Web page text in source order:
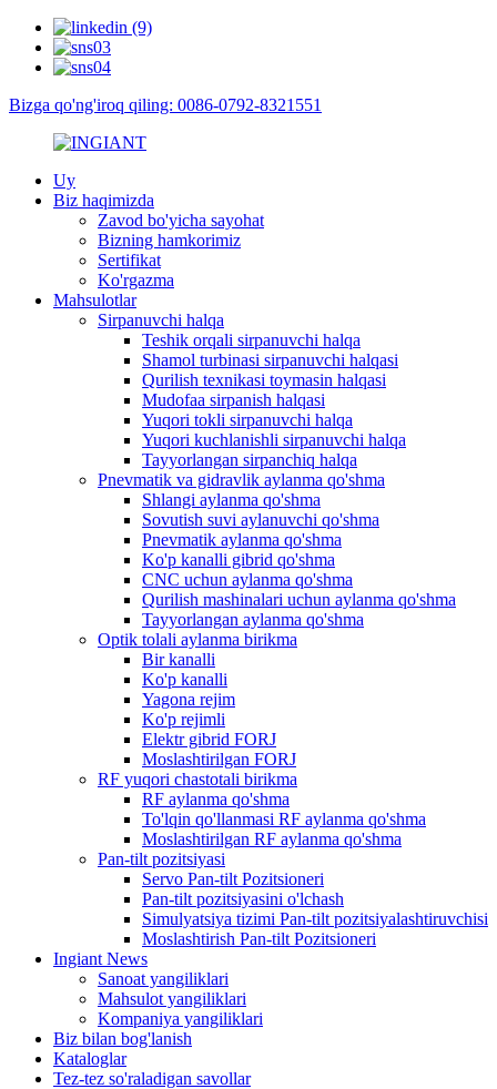
Bizga qo'ng'iroq qiling: 0086-0792-8321551
Uy
Biz haqimizda
Zavod bo'yicha sayohat
Bizning hamkorimiz
Sertifikat
Ko'rgazma
Mahsulotlar
Sirpanuvchi halqa
Teshik orqali sirpanuvchi halqa
Shamol turbinasi sirpanuvchi halqasi
Qurilish texnikasi toymasin halqasi
Mudofaa sirpanish halqasi
Yuqori tokli sirpanuvchi halqa
Yuqori kuchlanishli sirpanuvchi halqa
Tayyorlangan sirpanchiq halqa
Pnevmatik va gidravlik aylanma qo'shma
Shlangi aylanma qo'shma
Sovutish suvi aylanuvchi qo'shma
Pnevmatik aylanma qo'shma
Ko'p kanalli gibrid qo'shma
CNC uchun aylanma qo'shma
Qurilish mashinalari uchun aylanma qo'shma
Tayyorlangan aylanma qo'shma
Optik tolali aylanma birikma
Bir kanalli
Ko'p kanalli
Yagona rejim
Ko'p rejimli
Elektr gibrid FORJ
Moslashtirilgan FORJ
RF yuqori chastotali birikma
RF aylanma qo'shma
To'lqin qo'llanmasi RF aylanma qo'shma
Moslashtirilgan RF aylanma qo'shma
Pan-tilt pozitsiyasi
Servo Pan-tilt Pozitsioneri
Pan-tilt pozitsiyasini o'lchash
Simulyatsiya tizimi Pan-tilt pozitsiyalashtiruvchisi
Moslashtirish Pan-tilt Pozitsioneri
Ingiant News
Sanoat yangiliklari
Mahsulot yangiliklari
Kompaniya yangiliklari
Biz bilan bog'lanish
Kataloglar
Tez-tez so'raladigan savollar